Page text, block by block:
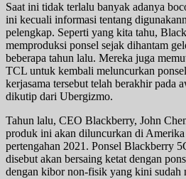
Saat ini tidak terlalu banyak adanya
ini kecuali informasi tentang
pelengkap. Seperti yang kita tahu,
memproduksi ponsel sejak dihantam
beberapa tahun lalu. Mereka juga
TCL untuk kembali meluncurkan
kerjasama tersebut telah berakhir pada
dikutip dari Ubergizmo.
Tahun lalu, CEO Blackberry, John
produk ini akan diluncurkan di Amerika
pertengahan 2021. Ponsel Blackberry
disebut akan bersaing ketat dengan
dengan kibor non-fisik yang kini sudah